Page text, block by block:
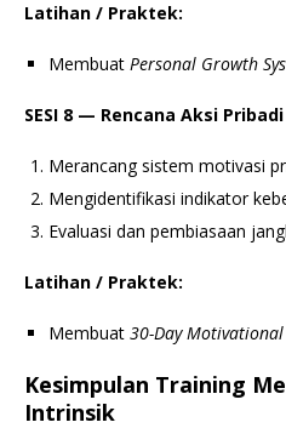
Latihan / Praktek:
Membuat Personal Growth
SESI 8 — Rencana Aksi
Merancang sistem motivasi
Mengidentifikasi indikator
Evaluasi dan pembiasaan
Latihan / Praktek:
Membuat 30-Day
Kesimpulan Training
Intrinsik